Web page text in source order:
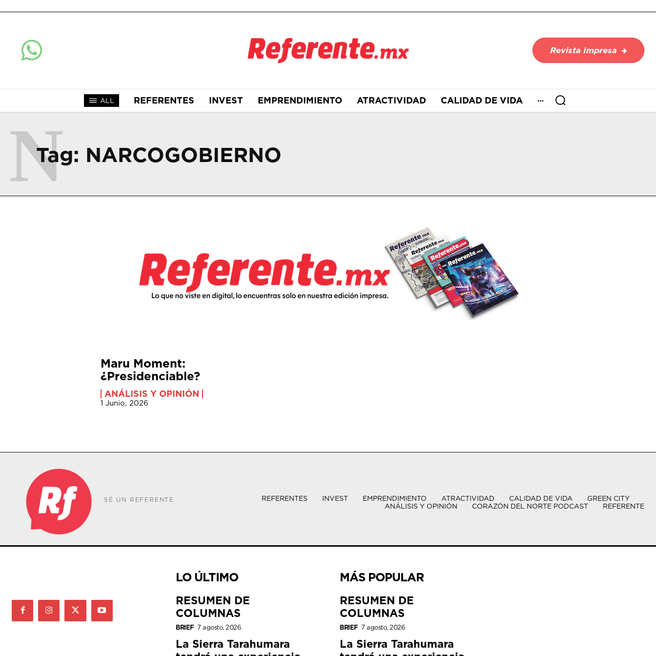
Revista Impresa
ALL REFERENTES INVEST EMPRENDIMIENTO ATRACTIVIDAD CALIDAD DE VIDA
Tag: NARCOGOBIERNO
N
Maru Moment:
¿Presidenciable?
ANÁLISIS Y OPINIÓN
1 Junio, 2026
SÉ UN REFERENTE REFERENTES INVEST EMPRENDIMIENTO ATRACTIVIDAD CALIDAD DE VIDA
GREEN CITY
ANÁLISIS Y OPINIÓN
CORAZÓN DEL NORTE PODCAST REFERENTE
LO ÚLTIMO
RESUMEN DE
COLUMNAS
BRIEF 7 agosto, 2026
La Sierra Tarahumara
MÁS POPULAR
RESUMEN DE
COLUMNAS
BRIEF 7 agosto, 2026
La Sierra Tarahumara